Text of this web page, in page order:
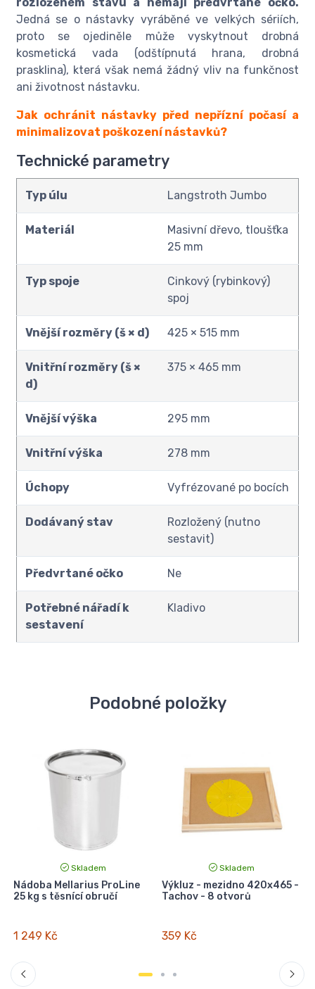
Jedná se o nástavky vyráběné ve velkých sériích,
proto se ojediněle může vyskytnout drobná
kosmetická vada (odštípnutá hrana, drobná
prasklina), která však nemá žádný vliv na funkčnost
ani životnost nástavku.
Jak ochránit nástavky před nepřízní počasí a
minimalizovat poškození nástavků?
Technické parametry
Typ úlu Langstroth Jumbo
Materiál
Masivní dřevo, tloušťka
25 mm
Typ spoje
Cinkový (rybinkový)
spoj
Vnější rozměry (š × d) 425 × 515 mm
Vnitřní rozměry (š ×
d)
375 × 465 mm
Vnější výška 295 mm
Vnitřní výška 278 mm
Úchopy Vyfrézované po bocích
Dodávaný stav
Rozložený (nutno
sestavit)
Předvrtané očko Ne
Potřebné nářadí k
sestavení
Kladivo
Podobné položky
Skladem
Nádoba Mellarius ProLine
25 kg s těsnící obručí
1 249 Kč
Skladem
Výkluz - mezidno 420x465 -
Tachov - 8 otvorů
359 Kč